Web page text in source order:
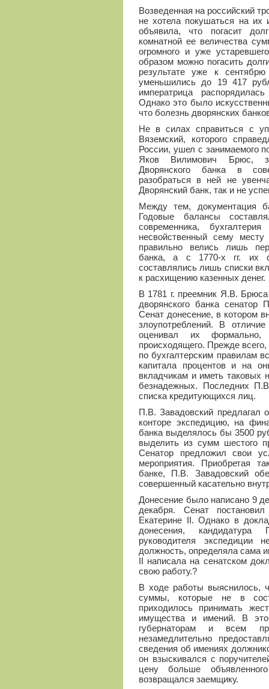
Возведенная на российский
не хотела покушаться на
объявила, что погасит
комнатной ее величества
огромного и уже
образом можно погасить
результате уже к
уменьшились до 19 417
императрица
Однако это было
что болезнь дворянских
Не в силах справиться с
Вяземский, которого
России, ушел с занимаемого
Яков Вилимович Брюс,
Дворянского банка в
разобраться в ней не
Дворянский банк, так и не
Между тем, документация
Годовые балансы
современника,
несвойственный сему месту
правильно велись лишь
банка, а с 1770-х гг. их
составлялись лишь списки
к расхищению казенных денег.
В 1781 г. преемник Я.В. Брюса
дворянского банка сенатор
Сенат донесение, в котором
злоупотреблений. В
оценивал их
происходящего. Прежде
по бухгалтерским правилам
капитала процентов и на
вкладчикам и иметь таковых
безнадежных. Последних
списка кредитующихся лиц.
П.В. Завадовский предлагал
конторе экспедицию, на
банка выделялось бы 3500
выделить из сумм шестого
Сенатор предложил свои
мероприятия. Приобретая
банке, П.В. Завадовский
совершенный касательно
Донесение было написано 9
декабря. Сенат
Екатерине II. Однако в
донесения, кандидатура
руководителя экспедиции
должность, определяла сама
II написала на сенатском
свою работу.?
В ходе работы выяснилось,
суммы, которые не в
приходилось принимать
имущества и имений. В
губернаторам и всем
незамедлительно
сведения об имениях
он взыскивался с
цену больше
возвращался заемщику.